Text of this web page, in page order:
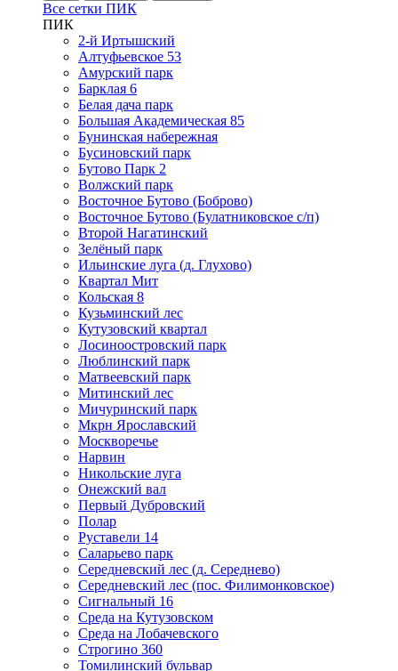
Все сетки ПИК
ПИК
2-й Иртышский
Алтуфьевское 53
Амурский парк
Барклая 6
Белая дача парк
Большая Академическая 85
Бунинская набережная
Бусиновский парк
Бутово Парк 2
Волжский парк
Восточное Бутово (Боброво)
Восточное Бутово (Булатниковское с/п)
Второй Нагатинский
Зелёный парк
Ильинские луга (д. Глухово)
Квартал Мит
Кольская 8
Кузьминский лес
Кутузовский квартал
Лосиноостровский парк
Люблинский парк
Матвеевский парк
Митинский лес
Мичуринский парк
Мкрн Ярославский
Москворечье
Нарвин
Никольские луга
Онежский вал
Первый Дубровский
Полар
Руставели 14
Саларьево парк
Середневский лес (д. Середнево)
Середневский лес (пос. Филимонковское)
Сигнальный 16
Среда на Кутузовском
Среда на Лобачевского
Строгино 360
Томилинский бульвар